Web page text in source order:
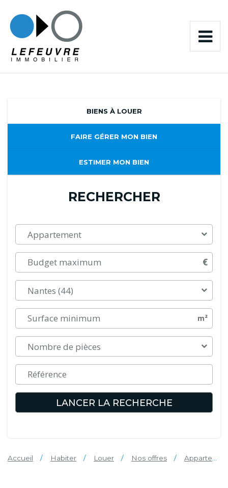
BIENS À LOUER
FAIRE GÉRER MON BIEN
ESTIMER MON BIEN
RECHERCHER
Appartement
€
Nantes (44)
m²
Nombre de pièces
LANCER LA RECHERCHE
Accueil Habiter Louer Nos offres Appartement